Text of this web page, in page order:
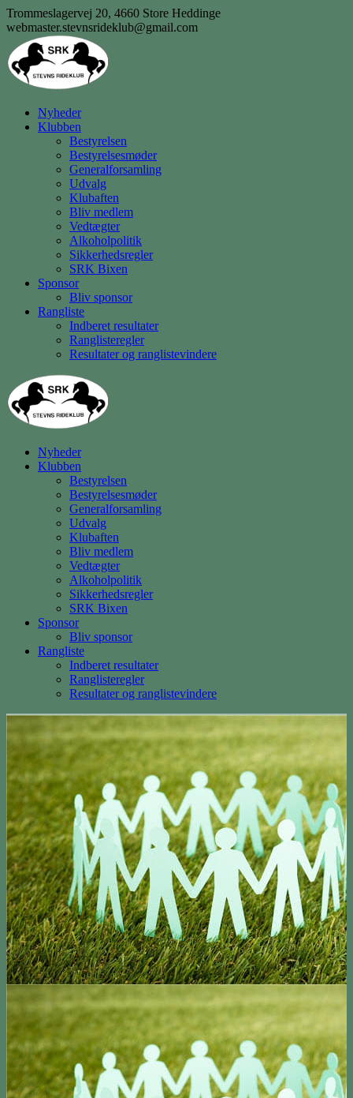
Skip
to
content
Trommeslagervej 20, 4660 Store Heddinge
webmaster.stevnsrideklub@gmail.com
Nyheder
Klubben
Bestyrelsen
Bestyrelsesmøder
Generalforsamling
Udvalg
Klubaften
Bliv medlem
Vedtægter
Alkoholpolitik
Sikkerhedsregler
SRK Bixen
Sponsor
Bliv sponsor
Rangliste
Indberet resultater
Ranglisteregler
Resultater og ranglistevindere
Nyheder
Klubben
Bestyrelsen
Bestyrelsesmøder
Generalforsamling
Udvalg
Klubaften
Bliv medlem
Vedtægter
Alkoholpolitik
Sikkerhedsregler
SRK Bixen
Sponsor
Bliv sponsor
Rangliste
Indberet resultater
Ranglisteregler
Resultater og ranglistevindere